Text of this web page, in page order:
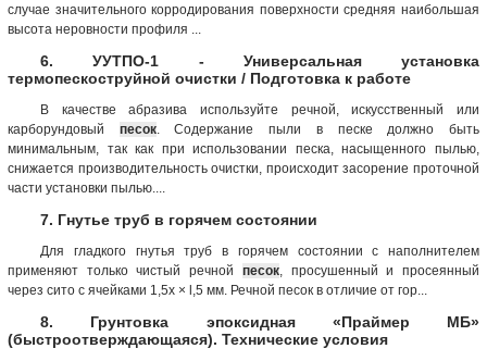
случае значительного корродирования поверхности средняя наибольшая
высота неровности профиля ...
6. УУТПО-1 - Универсальная установка
термопескоструйной очистки / Подготовка к работе
В качестве абразива используйте речной, искусственный или
карборундовый песок. Содержание пыли в песке должно быть
минимальным, так как при использовании песка, насыщенного пылью,
снижается производительность очистки, происходит засорение проточной
части установки пылью....
7. Гнутье труб в горячем состоянии
Для гладкого гнутья труб в горячем состоянии с наполнителем
применяют только чистый речной песок, просушенный и просеянный
через сито с ячейками 1,5х × l,5 мм. Речной песок в отличие от гор...
8. Грунтовка эпоксидная «Праймер МБ»
(быстроотверждающаяся). Технические условия